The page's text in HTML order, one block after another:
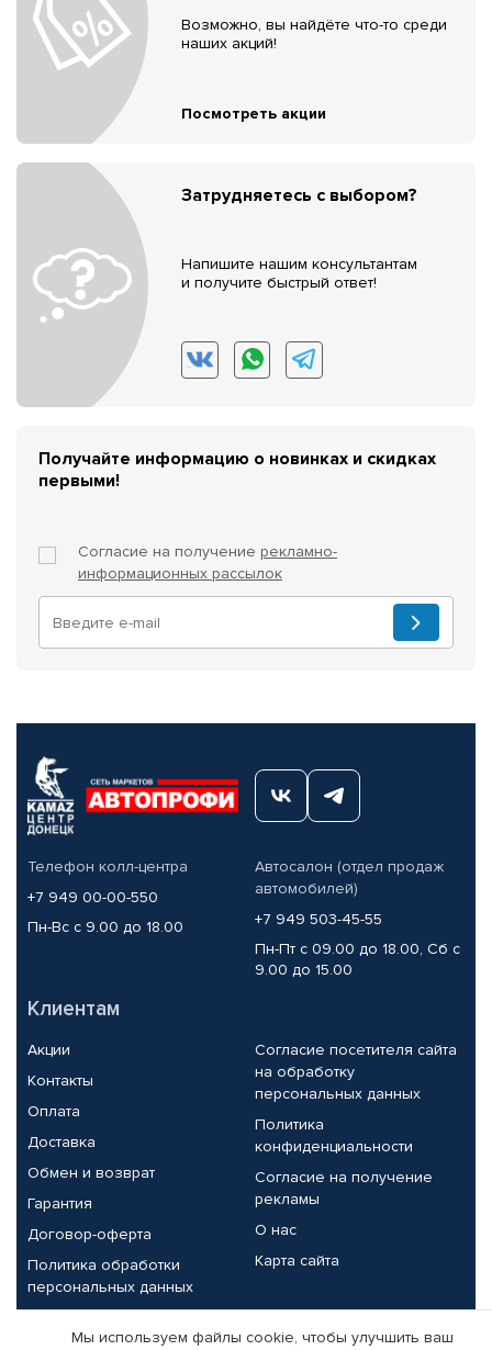
Возможно, вы найдёте что-то среди
наших акций!
Посмотреть акции
Затрудняетесь с выбором?
Напишите нашим консультантам
и получите быстрый ответ!
Получайте информацию о новинках и скидках
первыми!
Согласие на получение рекламно-
информационных рассылок
Телефон колл-центра
+7 949 00-00-550
Пн-Вс с 9.00 до 18.00
Автосалон (отдел продаж
автомобилей)
+7 949 503-45-55
Пн-Пт с 09.00 до 18.00, Сб с
9.00 до 15.00
Клиентам
Акции
Контакты
Оплата
Доставка
Обмен и возврат
Гарантия
Договор-оферта
Политика обработки
персональных данных
Согласие посетителя сайта
на обработку
персональных данных
Политика
конфиденциальности
Согласие на получение
рекламы
О нас
Карта сайта
Партнерам
Мы используем файлы cookie, чтобы улучшить ваш